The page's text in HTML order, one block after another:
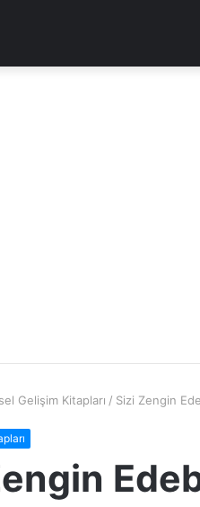
Gelişim Kitapları / Sizi Zengin